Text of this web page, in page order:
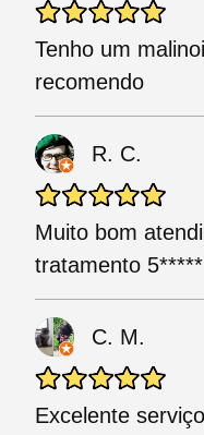
Tenho um
recomendo
R. C.
Muito bom
tratamento 5*****
C. M.
Excelente